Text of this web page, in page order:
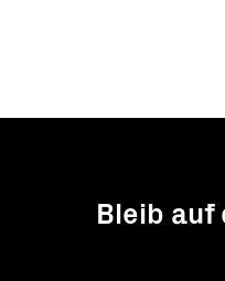
Bleib auf